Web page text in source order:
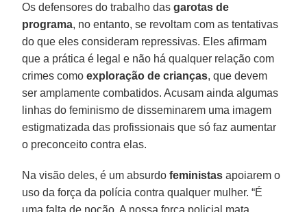
Os defensores do trabalho dasgarotas de
programa, no entanto, se revoltam com as tentativas
do que eles consideram repressivas. Eles afirmam
que a prática é legal e não há qualquer relação com
crimes comoexploração de crianças, que devem
ser amplamente combatidos. Acusam ainda algumas
linhas do feminismo de disseminarem uma imagem
estigmatizada das profissionais que só faz aumentar
o preconceito contra elas.
Na visão deles, é um absurdofeministas apoiarem o
uso da força da polícia contra qualquer mulher. “É
uma falta de noção. A nossa força policial mata